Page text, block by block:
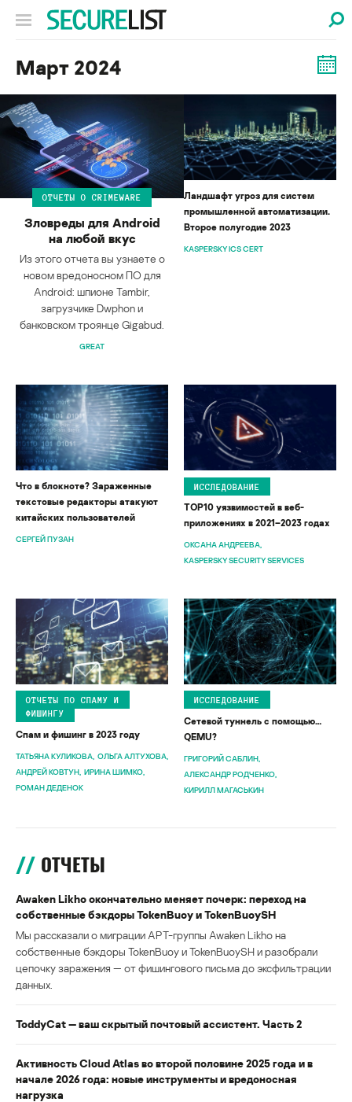
Март 2024
ОТЧЕТЫ О CRIMEWARE
Зловреды для Android
на любой вкус
Из этого отчета вы узнаете о
новом вредоносном ПО для
Android: шпионе Tambir,
загрузчике Dwphon и
банковском троянце Gigabud.
GREAT
Ландшафт угроз для систем
промышленной автоматизации.
Второе полугодие 2023
KASPERSKY ICS CERT
Что в блокноте? Зараженные
текстовые редакторы атакуют
китайских пользователей
СЕРГЕЙ ПУЗАН
ИССЛЕДОВАНИЕ
ТОР10 уязвимостей в веб-
приложениях в 2021–2023 годах
ОКСАНА АНДРЕЕВА
KASPERSKY SECURITY SERVICES
ОТЧЕТЫ ПО СПАМУ И
ФИШИНГУ
Спам и фишинг в 2023 году
ТАТЬЯНА КУЛИКОВА ОЛЬГА АЛТУХОВА
АНДРЕЙ КОВТУН ИРИНА ШИМКО
РОМАН ДЕДЕНОК
ИССЛЕДОВАНИЕ
Сетевой туннель с помощью…
QEMU?
ГРИГОРИЙ САБЛИН
АЛЕКСАНДР РОДЧЕНКО
КИРИЛЛ МАГАСЬКИН
ОТЧЕТЫ
Awaken Likho окончательно меняет почерк: переход на
собственные бэкдоры TokenBuoy и TokenBuoySH
Мы рассказали о миграции APT-группы Awaken Likho на
собственные бэкдоры TokenBuoy и TokenBuoySH и разобрали
цепочку заражения — от фишингового письма до эксфильтрации
данных.
ToddyCat — ваш скрытый почтовый ассистент. Часть 2
Активность Cloud Atlas во второй половине 2025 года и в
начале 2026 года: новые инструменты и вредоносная
нагрузка